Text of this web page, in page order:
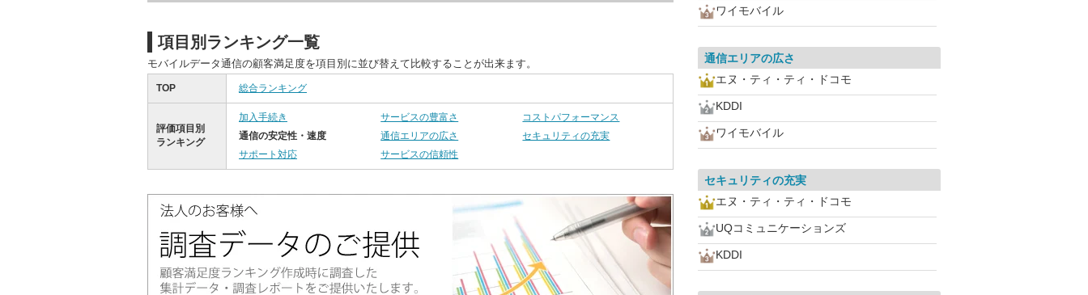
項目別ランキング一覧
モバイルデータ通信の顧客満足度を項目別に並び替えて比較することが出来ます。
TOP 総合ランキング
評価項目別
ランキング
加入手続き サービスの豊富さ
コストパフォーマンス
通信の安定性・速度
通信エリアの広さ
セキュリティの充実
サポート対応
サービスの信頼性
ワイモバイル
通信エリアの広さ
エヌ・ティ・ティ・ドコモ
KDDI
ワイモバイル
セキュリティの充実
エヌ・ティ・ティ・ドコモ
UQコミュニケーションズ
KDDI